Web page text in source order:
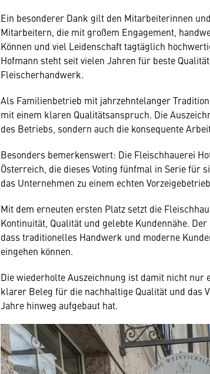
Ein besonderer Dank gilt den Mitarbeiterinnen und
Mitarbeitern, die mit großem Engagement,
Können und viel Leidenschaft tagtäglich
Hofmann steht seit vielen Jahren für beste
Fleischerhandwerk.
Als Familienbetrieb mit jahrzehntelanger
mit einem klaren Qualitätsanspruch. Die
des Betriebs, sondern auch die konsequente
Besonders bemerkenswert: Die Fleischhauerei
Österreich, die dieses Voting fünfmal in Serie für
das Unternehmen zu einem echten
Mit dem erneuten ersten Platz setzt die
Kontinuität, Qualität und gelebte Kundennähe.
dass traditionelles Handwerk und moderne
eingehen können.
Die wiederholte Auszeichnung ist damit nicht nur
klarer Beleg für die nachhaltige Qualität und das
Jahre hinweg aufgebaut hat.